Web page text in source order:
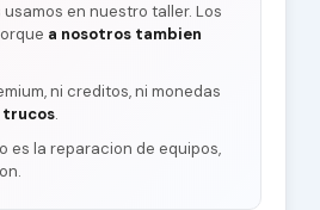
en nuestro taller. Los
a nosotros tambien
ni creditos, ni monedas
trucos.
es la reparacion de equipos,